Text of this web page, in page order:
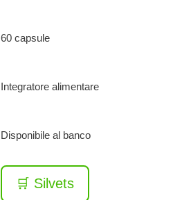
60 capsule
Integratore alimentare
Disponibile al banco
🛒 Silvets